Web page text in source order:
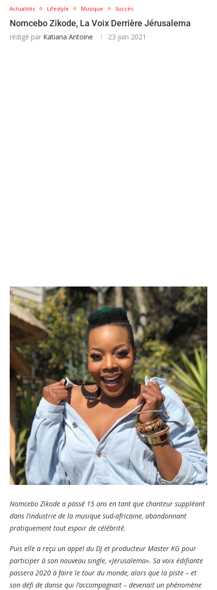
Actualités Lifestyle Musique Succès
Nomcebo Zikode, La Voix Derrière Jérusalema
rédigé par Katiana Antoine 23 juin 2021
Nomcebo Zikode a passé 15 ans en tant que chanteur suppléant
dans l’industrie de la musique sud-africaine, abandonnant
pratiquement tout espoir de célébrité.
Puis elle a reçu un appel du DJ et producteur Master KG pour
participer à son nouveau single, «Jerusalema». Sa voix édifiante
passera 2020 à faire le tour du monde, alors que la piste – et
son défi de danse qui l’accompagnait – devenait un phénomène